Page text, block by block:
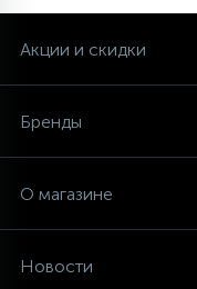
Акции и скидки
Бренды
О магазине
Новости